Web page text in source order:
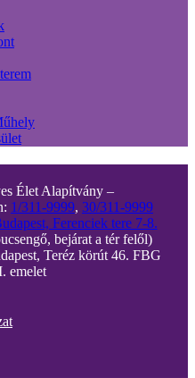
Élet Alapítvány –
1/311-9999, 30/311-9999
Ferenciek tere 7-8.
bejárat a tér felől)
Teréz körút 46. FBG
emelet